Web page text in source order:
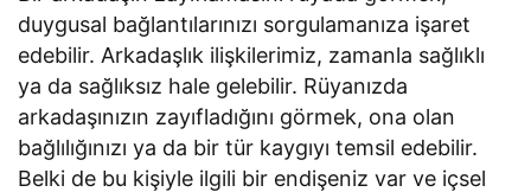
duygusal bağlantılarınızı sorgulamanıza işaret
edebilir. Arkadaşlık ilişkilerimiz, zamanla sağlıklı
ya da sağlıksız hale gelebilir. Rüyanızda
arkadaşınızın zayıfladığını görmek, ona olan
bağlılığınızı ya da bir tür kaygıyı temsil edebilir.
Belki de bu kişiyle ilgili bir endişeniz var ve içsel